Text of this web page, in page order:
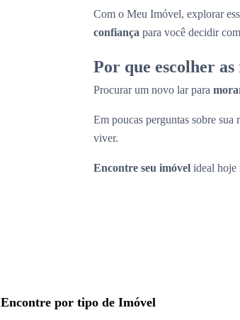
Com o Meu Imóvel, explorar
confiança para você decidir
Por que escolher
Procurar um novo lar para
Em poucas perguntas sobre sua
viver.
Encontre seu imóvel ideal hoje
Encontre por tipo de Imóvel